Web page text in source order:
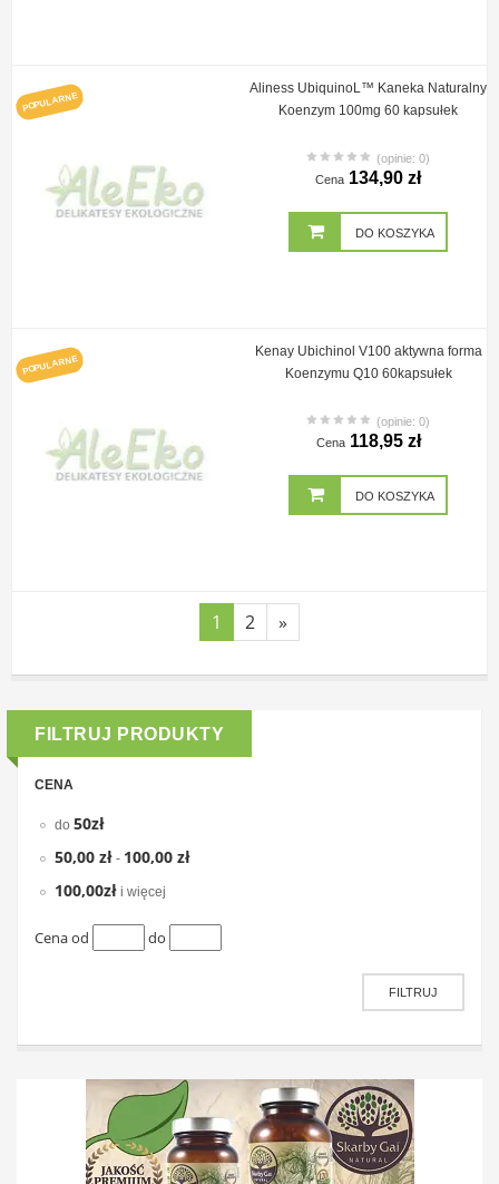
POPULARNE
Aliness UbiquinoL™ Kaneka Naturalny
Koenzym 100mg 60 kapsułek
(opinie: 0)
Cena 134,90 zł
DO KOSZYKA
POPULARNE
Kenay Ubichinol V100 aktywna forma
Koenzymu Q10 60kapsułek
(opinie: 0)
Cena 118,95 zł
DO KOSZYKA
1 2 »
FILTRUJ PRODUKTY
CENA
do 50zł
50,00 zł - 100,00 zł
100,00zł i więcej
Cena od do
FILTRUJ